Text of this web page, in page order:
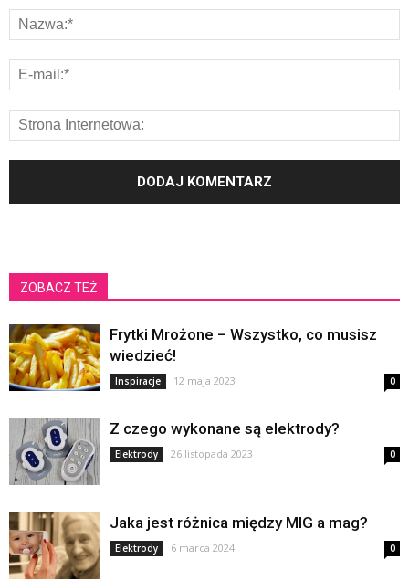
ZOBACZ TEŻ
Frytki Mrożone – Wszystko, co musisz
wiedzieć!
Inspiracje 12 maja 2023 0
Z czego wykonane są elektrody?
Elektrody 26 listopada 2023 0
Jaka jest różnica między MIG a mag?
Elektrody 6 marca 2024 0